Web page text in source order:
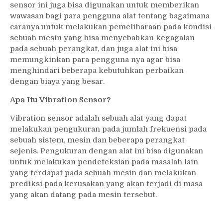
sensor ini juga bisa digunakan untuk memberikan
wawasan bagi para pengguna alat tentang bagaimana
caranya untuk melakukan pemeliharaan pada kondisi
sebuah mesin yang bisa menyebabkan kegagalan
pada sebuah perangkat, dan juga alat ini bisa
memungkinkan para pengguna nya agar bisa
menghindari beberapa kebutuhkan perbaikan
dengan biaya yang besar.
Apa Itu Vibration Sensor?
Vibration sensor adalah sebuah alat yang dapat
melakukan pengukuran pada jumlah frekuensi pada
sebuah sistem, mesin dan beberapa perangkat
sejenis. Pengukuran dengan alat ini bisa digunakan
untuk melakukan pendeteksian pada masalah lain
yang terdapat pada sebuah mesin dan melakukan
prediksi pada kerusakan yang akan terjadi di masa
yang akan datang pada mesin tersebut.